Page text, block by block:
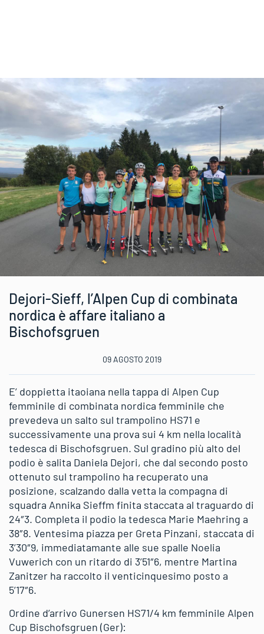
Dejori-Sieff, l’Alpen Cup di combinata
nordica è affare italiano a
Bischofsgruen
09 AGOSTO 2019
E’ doppietta itaoiana nella tappa di Alpen Cup
femminile di combinata nordica femminile che
prevedeva un salto sul trampolino HS71 e
successivamente una prova sui 4 km nella località
tedesca di Bischofsgruen. Sul gradino più alto del
podio è salita Daniela Dejori, che dal secondo posto
ottenuto sul trampolino ha recuperato una
posizione, scalzando dalla vetta la compagna di
squadra Annika Sieffm finita staccata al traguardo di
24″3. Completa il podio la tedesca Marie Maehring a
38″8. Ventesima piazza per Greta Pinzani, staccata di
3’30″9, immediatamante alle sue spalle Noelia
Vuwerich con un ritardo di 3’51″6, mentre Martina
Zanitzer ha raccolto il venticinquesimo posto a
5’17″6.
Ordine d’arrivo Gunersen HS71/4 km femminile Alpen
Cup Bischofsgruen (Ger):